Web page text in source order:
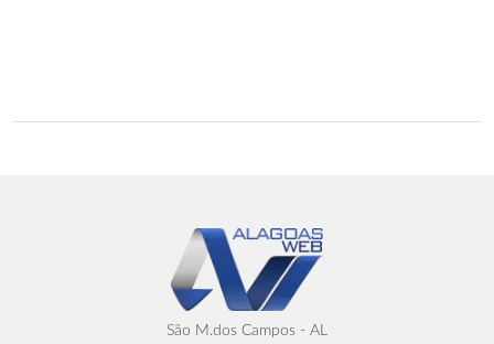
São M.dos Campos - AL